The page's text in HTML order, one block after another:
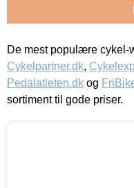
De mest populære cykel-
Cykelpartner.dk,
Pedalatleten.dk og
sortiment til gode priser.